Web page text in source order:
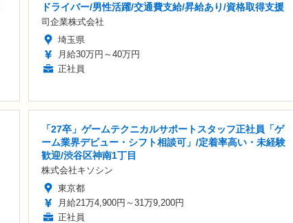
ドライバー/男性活躍/交通費支給/昇給あり/資格取得支援
司企業株式会社
埼玉県
月給30万円～40万円
正社員
「27卒」ゲームテクニカルサポートスタッフ正社員「ゲ
ーム業界デビュー・シフト相談可」/定着率高い・未経験
歓迎/渋谷区神南1丁目
株式会社キソシン
東京都
月給21万4,900円～31万9,200円
正社員